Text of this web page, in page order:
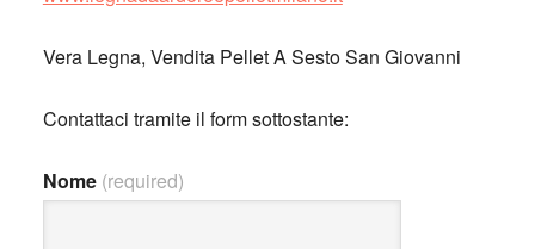
Vera Legna, Vendita Pellet A Sesto San Giovanni
Contattaci tramite il form sottostante:
Nome (required)